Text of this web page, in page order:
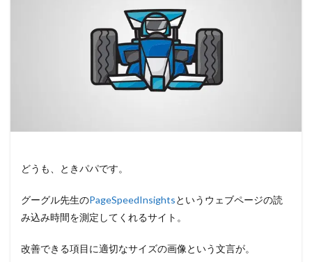
どうも、ときパパです。
グーグル先生のPageSpeedInsightsというウェブページの読
み込み時間を測定してくれるサイト。
改善できる項目に適切なサイズの画像という文言が。